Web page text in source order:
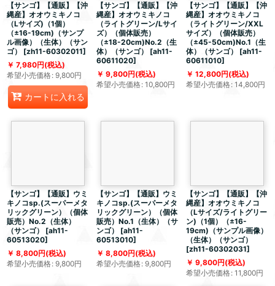
【サンゴ】【通販】【沖
縄産】オオウミキノコ
（Lサイズ)（1個）
（±16-19cm)（サンプ
ル画像）（生体）（サン
ゴ）
[zh11-60302011]
7,980円(税込)
希望小売価格: 9,800円
カートに入れる
【サンゴ】【通販】【沖
縄産】オオウミキノコ
（ライトグリーン/Lサイ
ズ）（個体販売）
（±18-20cm)No.2（生
体）（サンゴ）
[ah11-
60611020]
9,800円(税込)
希望小売価格: 10,800円
【サンゴ】【通販】【沖
縄産】オオウミキノコ
（ライトグリーン/XXL
サイズ）（個体販売）
（±45-50cm)No.1（生
体）（サンゴ）
[ah11-
60611010]
12,800円(税込)
希望小売価格: 14,800円
【サンゴ】【通販】ウミ
キノコsp.(スーパーメタ
リックグリーン）（個体
販売）No.2（生体）
（サンゴ）
[ah11-
60513020]
8,800円(税込)
希望小売価格: 9,800円
【サンゴ】【通販】ウミ
キノコsp.(スーパーメタ
リックグリーン）（個体
販売）No.1（生体）（サ
ンゴ）
[ah11-
60513010]
8,800円(税込)
希望小売価格: 9,800円
【サンゴ】【通販】【沖
縄産】オオウミキノコ
（Lサイズ/ライトグリー
ン)（1個）（±16-
19cm)（サンプル画像）
（生体）（サンゴ）
[zh11-60302031]
9,800円(税込)
希望小売価格: 11,800円